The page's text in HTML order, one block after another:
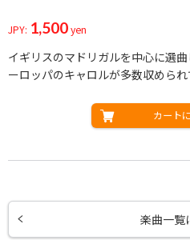
JPY: 1,500yen
イギリスのマドリガルを中心に選
ーロッパのキャロルが多数収められ
カート
楽曲一覧